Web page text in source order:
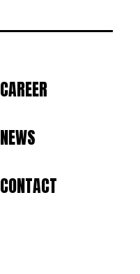
CAREER
NEWS
CONTACT